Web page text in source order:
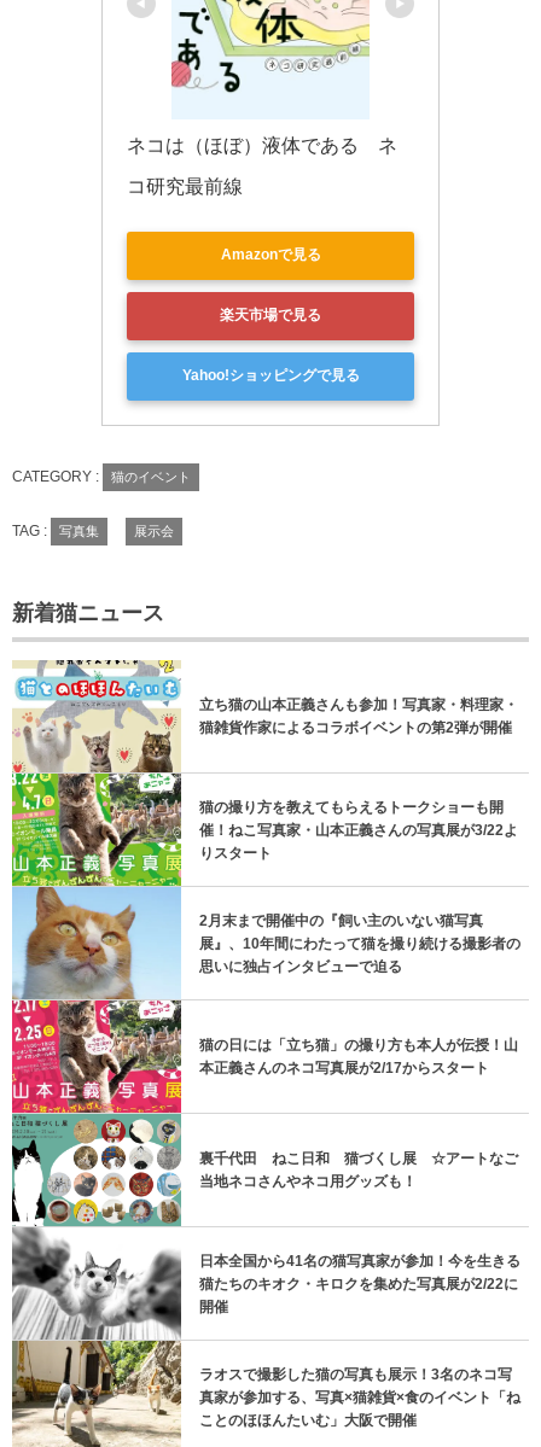
ネコは（ほぼ）液体である　ネ
コ研究最前線
Amazonで見る
楽天市場で見る
Yahoo!ショッピングで見る
CATEGORY : 猫のイベント
TAG : 写真集 展示会
新着猫ニュース
立ち猫の山本正義さんも参加！写真家・料理家・
猫雑貨作家によるコラボイベントの第2弾が開催
猫の撮り方を教えてもらえるトークショーも開
催！ねこ写真家・山本正義さんの写真展が3/22よ
りスタート
2月末まで開催中の『飼い主のいない猫写真
展』、10年間にわたって猫を撮り続ける撮影者の
思いに独占インタビューで迫る
猫の日には「立ち猫」の撮り方も本人が伝授！山
本正義さんのネコ写真展が2/17からスタート
裏千代田 ねこ日和 猫づくし展 ☆アートなご
当地ネコさんやネコ用グッズも！
日本全国から41名の猫写真家が参加！今を生きる
猫たちのキオク・キロクを集めた写真展が2/22に
開催
ラオスで撮影した猫の写真も展示！3名のネコ写
真家が参加する、写真×猫雑貨×食のイベント「ね
ことのほほんたいむ」大阪で開催